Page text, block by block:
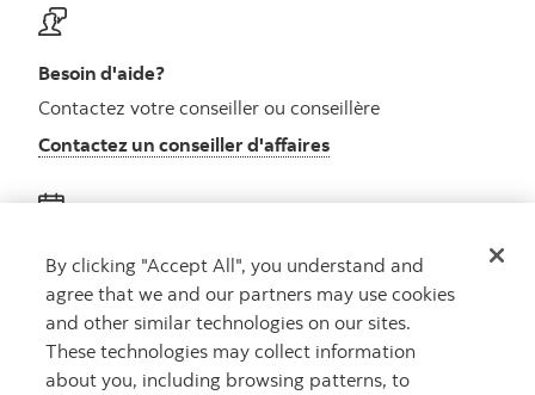
Besoin d'aide?
Contactez votre conseiller ou conseillère
Contactez un conseiller d'affaires
Obtenez des conseils
Rencontrez un conseiller
Prenez rendez-vous
By clicking "Accept All", you understand and
agree that we and our partners may use cookies
and other similar technologies on our sites.
These technologies may collect information
about you, including browsing patterns, to